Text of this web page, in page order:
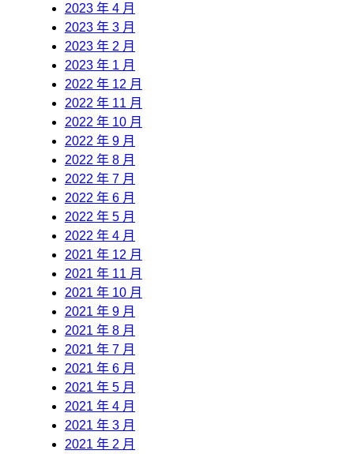
2023 年 4 月
2023 年 3 月
2023 年 2 月
2023 年 1 月
2022 年 12 月
2022 年 11 月
2022 年 10 月
2022 年 9 月
2022 年 8 月
2022 年 7 月
2022 年 6 月
2022 年 5 月
2022 年 4 月
2021 年 12 月
2021 年 11 月
2021 年 10 月
2021 年 9 月
2021 年 8 月
2021 年 7 月
2021 年 6 月
2021 年 5 月
2021 年 4 月
2021 年 3 月
2021 年 2 月